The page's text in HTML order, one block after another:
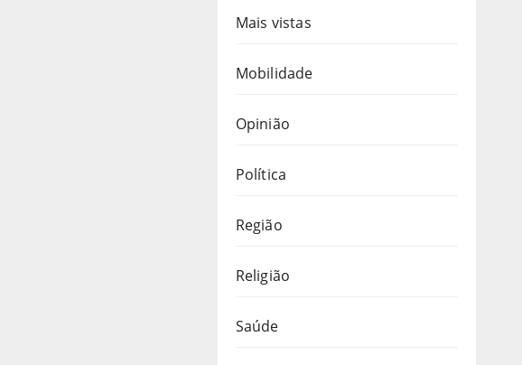
Mais vistas
Mobilidade
Opinião
Política
Região
Religião
Saúde